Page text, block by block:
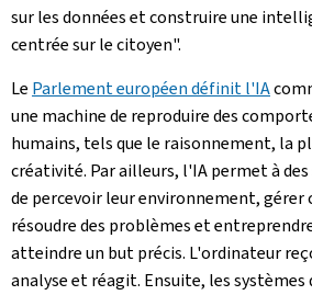
sur les données et construire une
centrée sur le citoyen".
Le Parlement européen définit l'IA
une machine de reproduire des
humains, tels que le raisonnement, la
créativité. Par ailleurs, l'IA permet à
de percevoir leur environnement, gérer
résoudre des problèmes et
atteindre un but précis. L'ordinateur
analyse et réagit. Ensuite, les